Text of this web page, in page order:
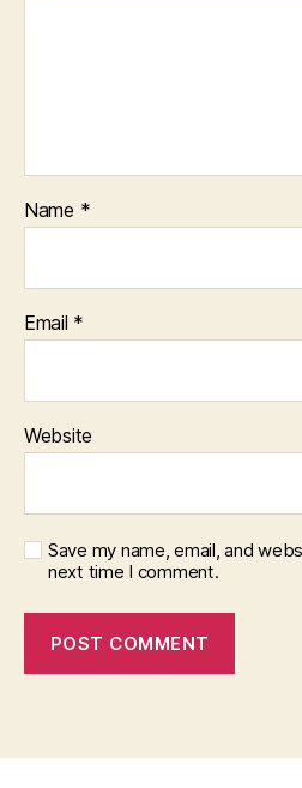
Name *
Email *
Website
Save my name, email, and
next time I comment.